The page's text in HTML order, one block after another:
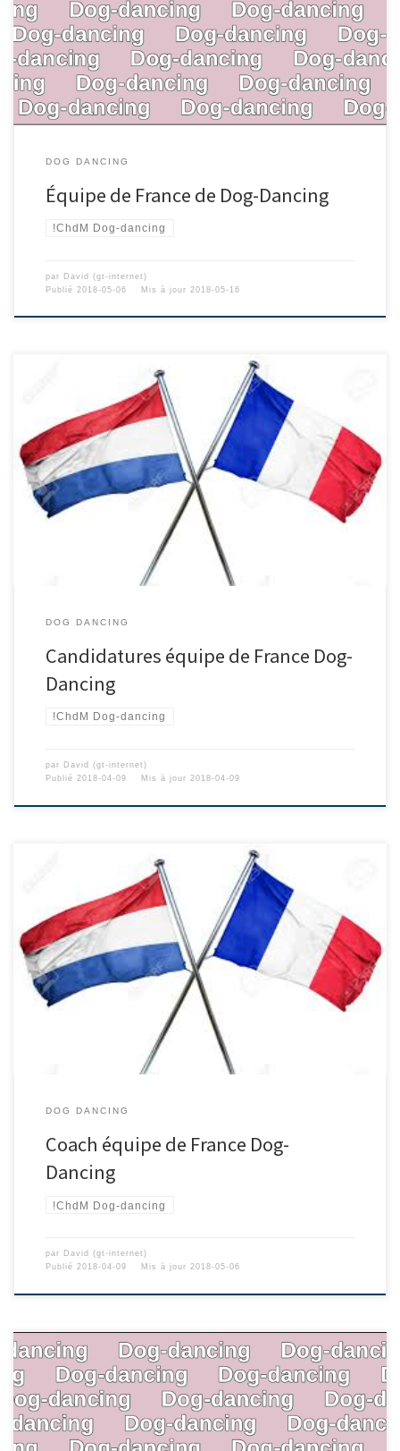
DOG DANCING
Équipe de France de Dog-Dancing
!ChdM Dog-dancing
par David (gt-internet)
Publié 2018-05-06 Mis à jour 2018-05-16
DOG DANCING
Candidatures équipe de France Dog-
Dancing
!ChdM Dog-dancing
par David (gt-internet)
Publié 2018-04-09 Mis à jour 2018-04-09
DOG DANCING
Coach équipe de France Dog-
Dancing
!ChdM Dog-dancing
par David (gt-internet)
Publié 2018-04-09 Mis à jour 2018-05-06